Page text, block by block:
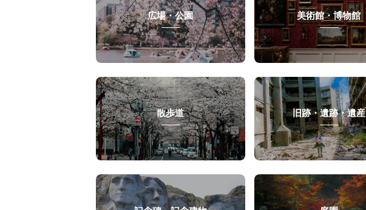
広場・公園 美術館・博物館
散歩道 旧跡・遺跡・遺産